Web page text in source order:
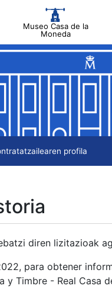
Museo Casa de la
Moneda
profila
diren lizitazioak
para obtener
y Timbre - Real Casa